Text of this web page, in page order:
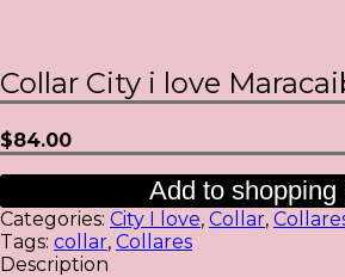
Collar City i love
$84.00
Add to shopping
Categories: City I love, Collar,
Tags: collar, Collares
Description